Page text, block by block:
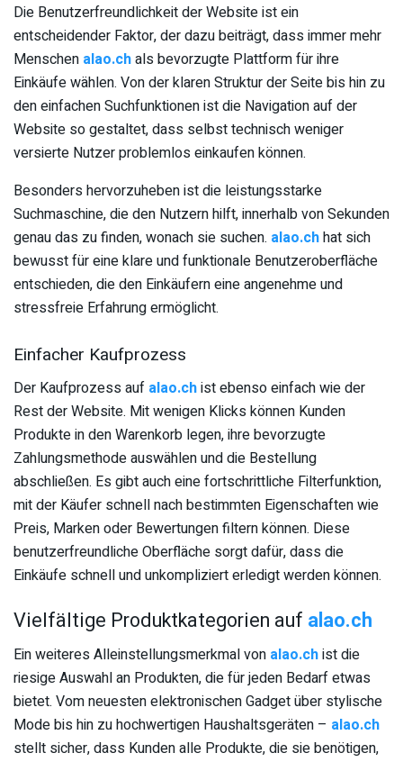
Die Benutzerfreundlichkeit der Website ist ein
entscheidender Faktor, der dazu beiträgt, dass immer mehr
Menschen alao.chals bevorzugte Plattform für ihre
Einkäufe wählen. Von der klaren Struktur der Seite bis hin zu
den einfachen Suchfunktionen ist die Navigation auf der
Website so gestaltet, dass selbst technisch weniger
versierte Nutzer problemlos einkaufen können.
Besonders hervorzuheben ist die leistungsstarke
Suchmaschine, die den Nutzern hilft, innerhalb von Sekunden
genau das zu finden, wonach sie suchen. alao.chhat sich
bewusst für eine klare und funktionale Benutzeroberfläche
entschieden, die den Einkäufern eine angenehme und
stressfreie Erfahrung ermöglicht.
Einfacher Kaufprozess
Der Kaufprozess auf alao.chist ebenso einfach wie der
Rest der Website. Mit wenigen Klicks können Kunden
Produkte in den Warenkorb legen, ihre bevorzugte
Zahlungsmethode auswählen und die Bestellung
abschließen. Es gibt auch eine fortschrittliche Filterfunktion,
mit der Käufer schnell nach bestimmten Eigenschaften wie
Preis, Marken oder Bewertungen filtern können. Diese
benutzerfreundliche Oberfläche sorgt dafür, dass die
Einkäufe schnell und unkompliziert erledigt werden können.
Vielfältige Produktkategorien auf alao.ch
Ein weiteres Alleinstellungsmerkmal von alao.chist die
riesige Auswahl an Produkten, die für jeden Bedarf etwas
bietet. Vom neuesten elektronischen Gadget über stylische
Mode bis hin zu hochwertigen Haushaltsgeräten – alao.ch
stellt sicher, dass Kunden alle Produkte, die sie benötigen,